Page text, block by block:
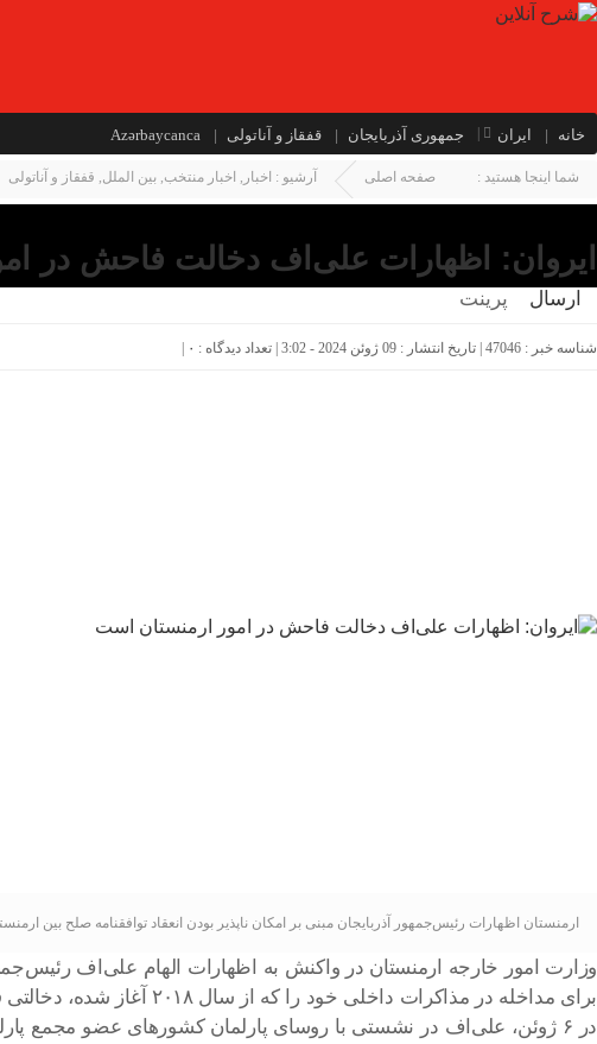
خانه ایران جمهوری آذربایجان قفقاز و آناتولی Azərbaycanca
شما اینجا هستید : صفحه اصلی آرشیو : اخبار , اخبار منتخب, بین الملل, قفقاز و آناتولی
ایروان: اظهارات علی‌اف دخالت فاحش در
ارسال پرینت
شناسه خبر : 47046 | تاریخ انتشار : 09 ژوئن 2024 - 3:02 | تعداد دیدگاه : ۰
ارمنستان اظهارات رئیس‌جمهور آذربایجان مبنی بر امکان ناپذیر بودن انعقاد توافقنامه صلح بین
وزارت امور خارجه ارمنستان در واکنش به اظهارات الهام علی‌اف
برای مداخله در مذاکرات داخلی خود را که از سال ۲۰۱۸ آغاز شده، دخالتی فاحش می‌دانیم.